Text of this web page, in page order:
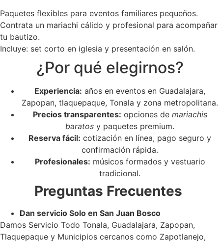
Paquetes flexibles para eventos familiares pequeños.
Contrata un mariachi cálido y profesional para acompañar
tu bautizo.
Incluye: set corto en iglesia y presentación en salón.
¿Por qué elegirnos?
Experiencia: años en eventos en Guadalajara,
Zapopan, tlaquepaque, Tonala y zona metropolitana.
Precios transparentes: opciones de mariachis
baratos y paquetes premium.
Reserva fácil: cotización en línea, pago seguro y
confirmación rápida.
Profesionales: músicos formados y vestuario
tradicional.
Preguntas Frecuentes
Dan servicio Solo en San Juan Bosco
Damos Servicio Todo Tonala, Guadalajara, Zapopan,
Tlaquepaque y Municipios cercanos como Zapotlanejo,